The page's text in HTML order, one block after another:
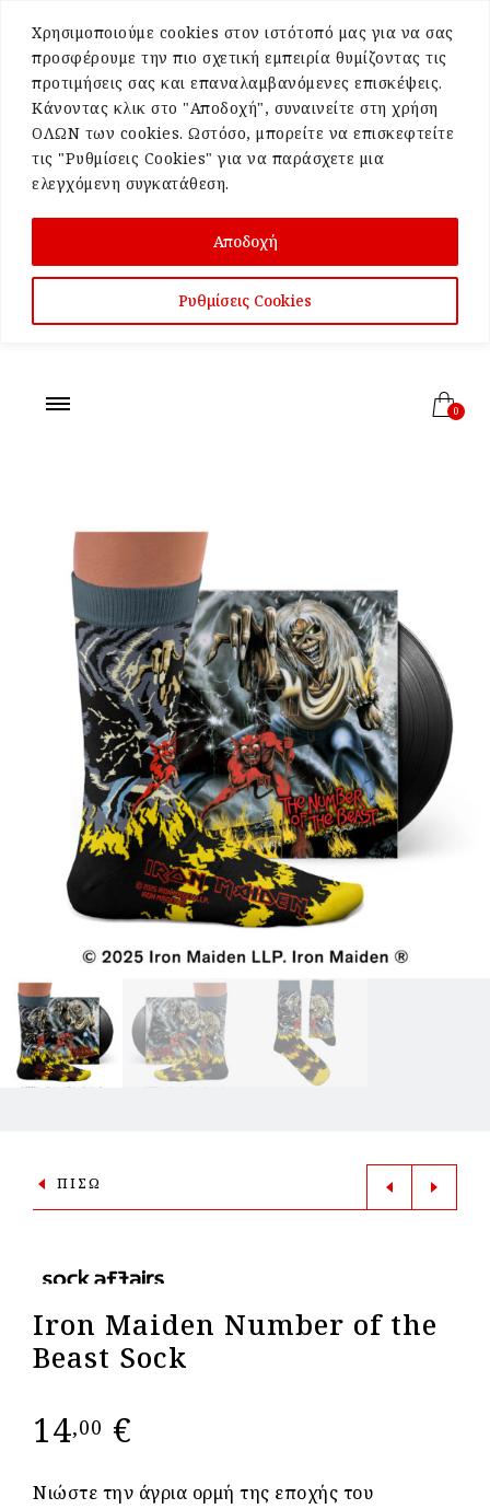
Χρησιμοποιούμε cookies στον ιστότοπό μας για να σας
προσφέρουμε την πιο σχετική εμπειρία θυμίζοντας τις
προτιμήσεις σας και επαναλαμβανόμενες επισκέψεις.
Κάνοντας κλικ στο "Αποδοχή", συναινείτε στη χρήση
ΟΛΩΝ των cookies. Ωστόσο, μπορείτε να επισκεφτείτε
τις "Ρυθμίσεις Cookies" για να παράσχετε μια
ελεγχόμενη συγκατάθεση.
Ρυθμίσεις Cookies
Αποδοχή
0
ΠΙΣΩ
Iron Maiden Number of the
Beast Sock
14,00 €
Νιώστε την άγρια ​​ορμή της εποχής του